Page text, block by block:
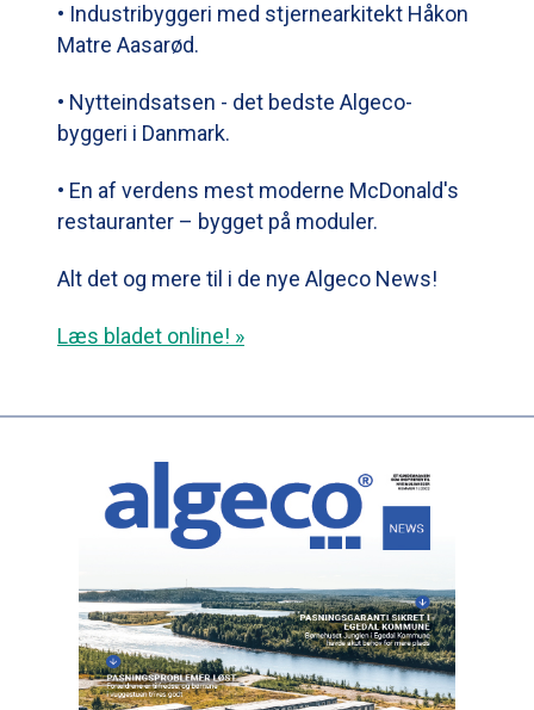
• Industribyggeri med stjernearkitekt Håkon
Matre Aasarød.
• Nytteindsatsen - det bedste Algeco-
byggeri i Danmark.
• En af verdens mest moderne McDonald's
restauranter – bygget på moduler.
Alt det og mere til i de nye Algeco News!
Læs bladet online! »